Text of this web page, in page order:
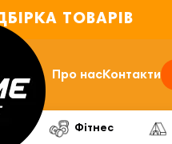
ТОВАРІВ
Про насКонтакти
Фітнес